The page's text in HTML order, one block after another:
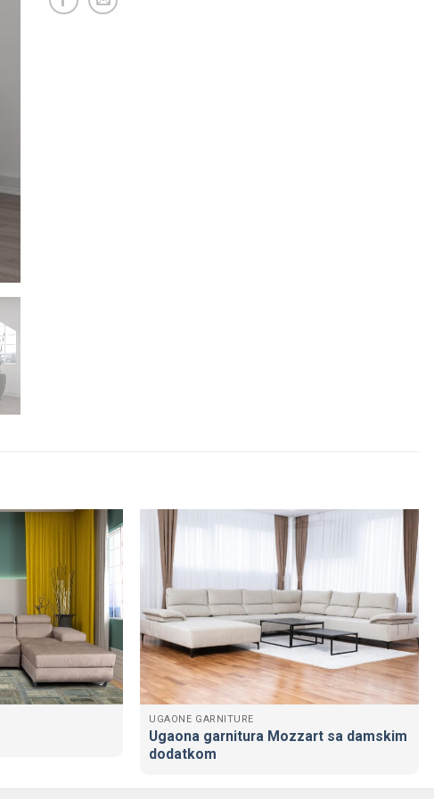
UGAONE GARNITURE
Ugaona garnitura Mozzart sa damskim
dodatkom